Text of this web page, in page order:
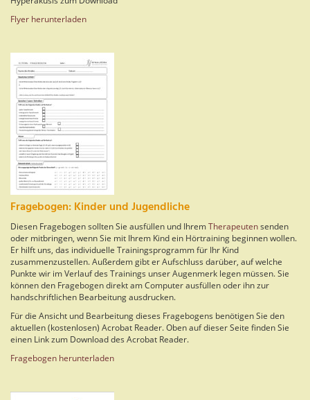
Flyer herunterladen
Fragebogen: Kinder und Jugendliche
Diesen Fragebogen sollten Sie ausfüllen und IhremTherapeutensenden
oder mitbringen, wenn Sie mit Ihrem Kind ein Hörtraining beginnen wollen.
Er hilft uns, das individuelle Trainingsprogramm für Ihr Kind
zusammenzustellen. Außerdem gibt er Aufschluss darüber, auf welche
Punkte wir im Verlauf des Trainings unser Augenmerk legen müssen. Sie
können den Fragebogen direkt am Computer ausfüllen oder ihn zur
handschriftlichen Bearbeitung ausdrucken.
Für die Ansicht und Bearbeitung dieses Fragebogens benötigen Sie den
aktuellen (kostenlosen) Acrobat Reader. Oben auf dieser Seite finden Sie
einen Link zum Download des Acrobat Reader.
Fragebogen herunterladen